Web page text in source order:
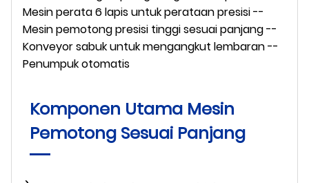
Mesin perata 6 lapis untuk perataan presisi --
Mesin pemotong presisi tinggi sesuai panjang --
Konveyor sabuk untuk mengangkut lembaran --
Penumpuk otomatis
Komponen Utama Mesin
Pemotong Sesuai Panjang